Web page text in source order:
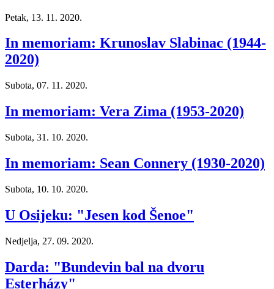
Petak, 13. 11. 2020.
In memoriam: Krunoslav Slabinac (1944-
2020)
Subota, 07. 11. 2020.
In memoriam: Vera Zima (1953-2020)
Subota, 31. 10. 2020.
In memoriam: Sean Connery (1930-2020)
Subota, 10. 10. 2020.
U Osijeku: "Jesen kod Šenoe"
Nedjelja, 27. 09. 2020.
Darda: "Bundevin bal na dvoru
Esterházy"